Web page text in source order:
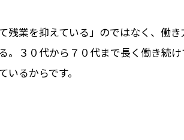
残業を抑えている」のではなく、働
。３０代から７０代まで長く働き続
いるからです。